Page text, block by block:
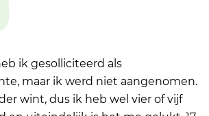
ik gesolliciteerd als
maar ik werd niet aangenomen.
wint, dus ik heb wel vier of vijf